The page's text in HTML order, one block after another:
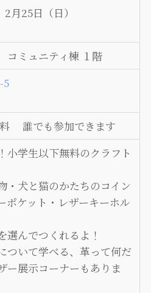
月25日（日）
ミュニティ棟 １階
5
料 誰でも参加できます
小学生以下無料のクラフト
・犬と猫のかたちのコイン
ポケット・レザーキーホル
選んでつくれるよ！
ついて学べる、革って何だ
ー展示コーナーもありま